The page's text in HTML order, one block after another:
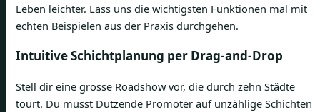
Leben leichter. Lass uns die wichtigsten Funktionen mal mit
echten Beispielen aus der Praxis durchgehen.
Intuitive Schichtplanung per Drag-and-Drop
Stell dir eine grosse Roadshow vor, die durch zehn Städte
tourt. Du musst Dutzende Promoter auf unzählige Schichten